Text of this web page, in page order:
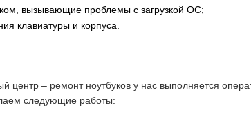
вызывающие проблемы с загрузкой ОС;
клавиатуры и корпуса.
центр – ремонт ноутбуков у нас выполняется
следующие работы: